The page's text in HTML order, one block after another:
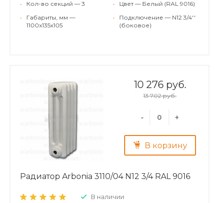
•
Кол-во секций — 3
•
Габариты, мм —
1100x135x105
•
Цвет — Белый (RAL 9016)
•
Подключение — N12 3/4''
(боковое)
10 276 руб.
13 702 руб.
- +
В корзину
Радиатор Arbonia 3110/04 N12 3/4 RAL 9016
В наличии